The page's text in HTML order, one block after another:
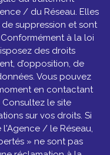
/ du Réseau. Elles
suppression et sont
à la loi
des droits
d’opposition, de
Vous pouvez
en contactant
le site
sur vos droits. Si
/ le Réseau,
» ne sont pas
réclamation à la